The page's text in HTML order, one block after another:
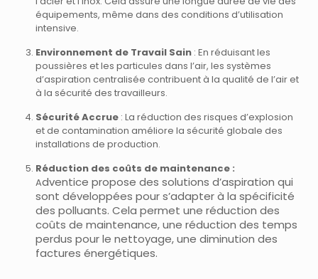
équipements, même dans des conditions d’utilisation
intensive.
Environnement de Travail Sain : En réduisant les
poussières et les particules dans l’air, les systèmes
d’aspiration centralisée contribuent à la qualité de l’air et
à la sécurité des travailleurs.
Sécurité Accrue : La réduction des risques d’explosion
et de contamination améliore la sécurité globale des
installations de production.
Réduction des coûts de maintenance :
Adventice propose des solutions d’aspiration qui
sont développées pour s’adapter à la spécificité
des polluants. Cela permet une réduction des
coûts de maintenance, une réduction des temps
perdus pour le nettoyage, une diminution des
factures énergétiques.